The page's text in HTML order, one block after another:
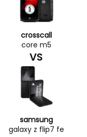
crosscall
core m5
VS
samsung
galaxy z flip7 fe